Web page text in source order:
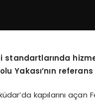
Yakası’nın
kapılarını